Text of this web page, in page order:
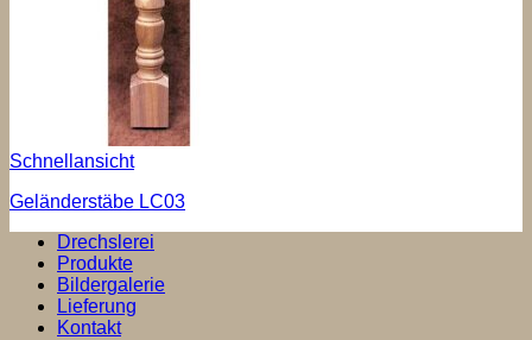
Schnellansicht
Geländerstäbe LC03
Drechslerei
Produkte
Bildergalerie
Lieferung
Kontakt